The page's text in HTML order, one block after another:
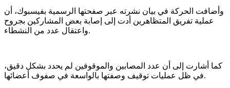
وأضافت الحركة في بيان نشرته عبر صفحتها الرسمية بفيسبوك، أن
عملية تفريق المتظاهرين أدت إلى إصابة بعض المشاركين بجروح
واعتقال عدد من النشطاء.
كما أشارت إلى أن عدد المصابين والموقوفين لم يحدد بشكل دقيق،
في ظل عمليات توقيف وصفتها بالواسعة في صفوف أعضائها.